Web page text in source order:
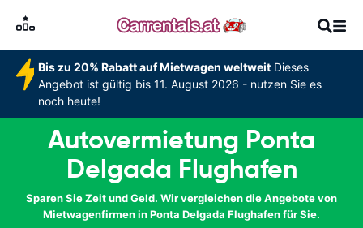
Bis zu 20% Rabatt auf Mietwagen weltweitDieses
Angebot ist gültig bis 11. August 2026 - nutzen Sie es
noch heute!
Autovermietung Ponta
Delgada Flughafen
Sparen Sie Zeit und Geld. Wir vergleichen die Angebote von
Mietwagenfirmen in Ponta Delgada Flughafen für Sie.